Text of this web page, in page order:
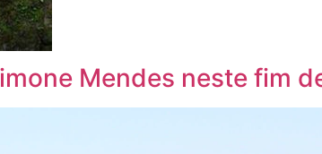
Mendes neste fim